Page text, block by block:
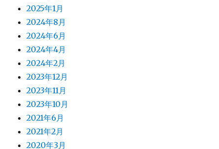
2025年1月
2024年8月
2024年6月
2024年4月
2024年2月
2023年12月
2023年11月
2023年10月
2021年6月
2021年2月
2020年3月